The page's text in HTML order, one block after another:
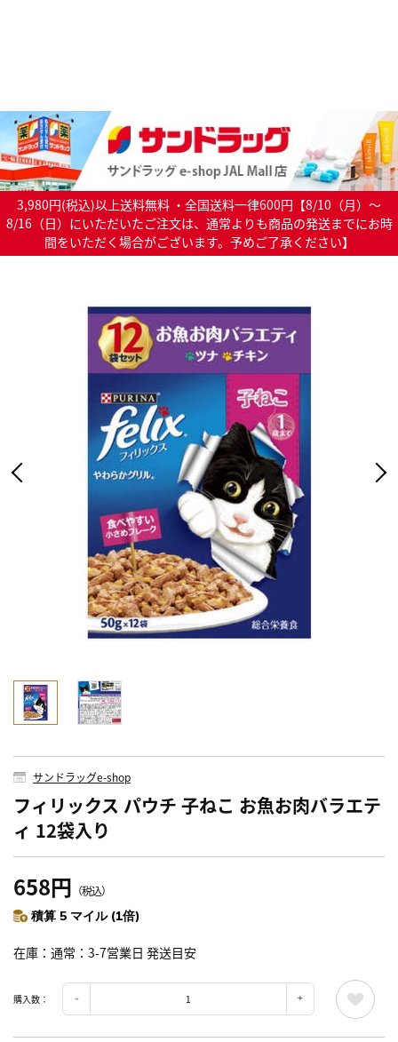
3,980円(税込)以上送料無料 ・全国送料一律600円【8/10（月）～
8/16（日）にいただいたご注文は、通常よりも商品の発送までにお時
間をいただく場合がございます。予めご了承ください】
サンドラッグe-shop
フィリックス パウチ 子ねこ お魚お肉バラエテ
ィ 12袋入り
658円 （税込）
積算 5 マイル (1倍)
在庫 通常：3-7営業日 発送目安
購入数：